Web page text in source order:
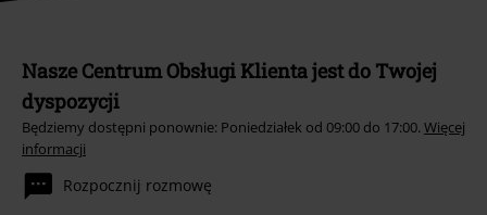
Nasze Centrum Obsługi Klienta jest do Twojej
dyspozycji
Będziemy dostępni ponownie: Poniedziałek od 09:00 do 17:00. Więcej
informacji
Rozpocznij rozmowę